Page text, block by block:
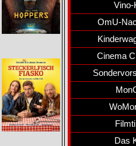
Vino-
OmU-
Cinema
Das